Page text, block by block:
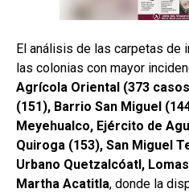
El análisis de las carpetas de
las colonias con mayor
Agrícola Oriental (373
(151), Barrio San Miguel
Meyehualco, Ejército de
Quiroga (153), San Miguel
Urbano Quetzalcóatl,
Martha Acatitla, donde la